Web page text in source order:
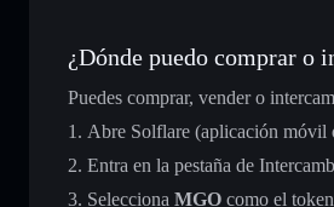
¿Dónde puedo comprar o
Puedes comprar, vender o
Abre Solflare (aplicación móvil
Entra en la pestaña de
Selecciona MGO como el